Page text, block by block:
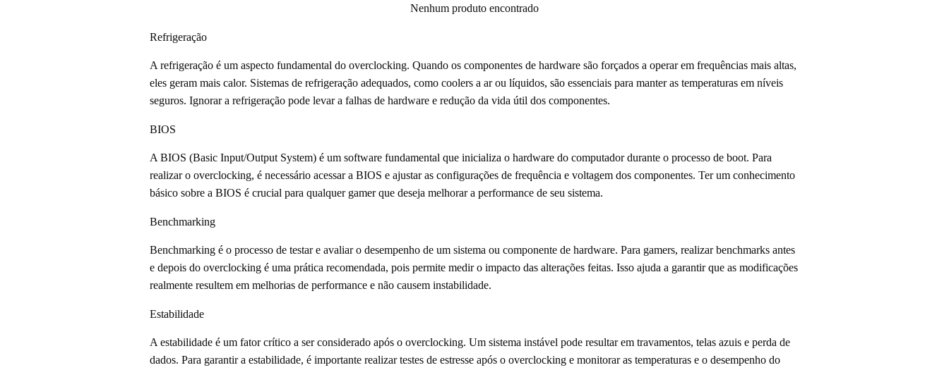
Nenhum produto encontrado
Refrigeração
A refrigeração é um aspecto fundamental do overclocking. Quando os componentes de hardware são forçados a operar em frequências mais altas,
eles geram mais calor. Sistemas de refrigeração adequados, como coolers a ar ou líquidos, são essenciais para manter as temperaturas em níveis
seguros. Ignorar a refrigeração pode levar a falhas de hardware e redução da vida útil dos componentes.
BIOS
A BIOS (Basic Input/Output System) é um software fundamental que inicializa o hardware do computador durante o processo de boot. Para
realizar o overclocking, é necessário acessar a BIOS e ajustar as configurações de frequência e voltagem dos componentes. Ter um conhecimento
básico sobre a BIOS é crucial para qualquer gamer que deseja melhorar a performance de seu sistema.
Benchmarking
Benchmarking é o processo de testar e avaliar o desempenho de um sistema ou componente de hardware. Para gamers, realizar benchmarks antes
e depois do overclocking é uma prática recomendada, pois permite medir o impacto das alterações feitas. Isso ajuda a garantir que as modificações
realmente resultem em melhorias de performance e não causem instabilidade.
Estabilidade
A estabilidade é um fator crítico a ser considerado após o overclocking. Um sistema instável pode resultar em travamentos, telas azuis e perda de
dados. Para garantir a estabilidade, é importante realizar testes de estresse após o overclocking e monitorar as temperaturas e o desempenho do